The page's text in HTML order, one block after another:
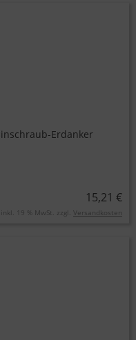
Erdanker
15,21 €
inkl. 19 % MwSt. zzgl. Versandkosten